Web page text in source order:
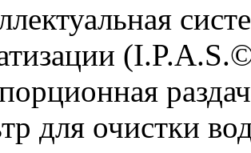
для очистки